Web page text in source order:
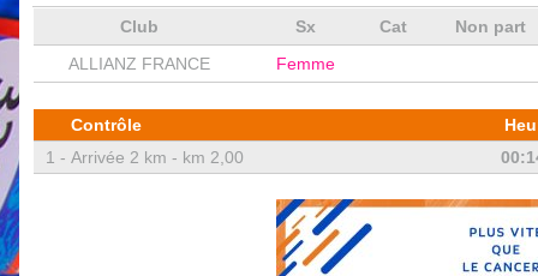
Club Sx Cat
Non part
ALLIANZ FRANCE
Femme
Contrôle
1 - Arrivée 2 km - km 2,00